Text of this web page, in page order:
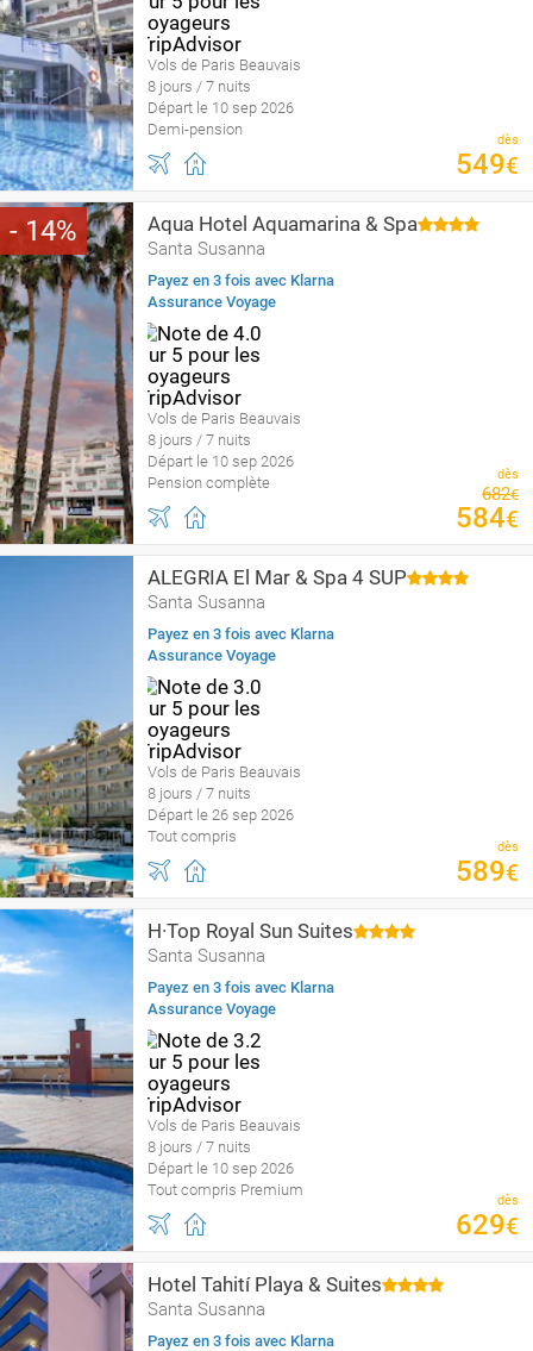
Vols de Paris Beauvais
8 jours / 7 nuits
Départ le 10 sep 2026
Demi-pension
dès
549€
14 Aqua Hotel Aquamarina & Spa
Santa Susanna
Payez en 3 fois avec Klarna
Assurance Voyage
Vols de Paris Beauvais
8 jours / 7 nuits
Départ le 10 sep 2026
Pension complète
dès
682€
584€
ALEGRIA El Mar & Spa 4 SUP
Santa Susanna
Payez en 3 fois avec Klarna
Assurance Voyage
Vols de Paris Beauvais
8 jours / 7 nuits
Départ le 26 sep 2026
Tout compris
dès
589€
H·Top Royal Sun Suites
Santa Susanna
Payez en 3 fois avec Klarna
Assurance Voyage
Vols de Paris Beauvais
8 jours / 7 nuits
Départ le 10 sep 2026
Tout compris Premium
dès
629€
Hotel Tahití Playa & Suites
Santa Susanna
Payez en 3 fois avec Klarna